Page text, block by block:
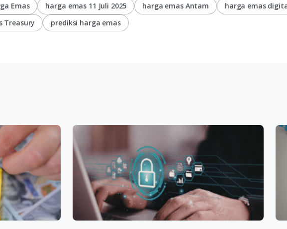
Emas harga emas 11 Juli 2025 harga emas Antam harga emas
Treasury
prediksi harga emas